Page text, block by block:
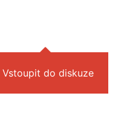
Vstoupit do diskuze